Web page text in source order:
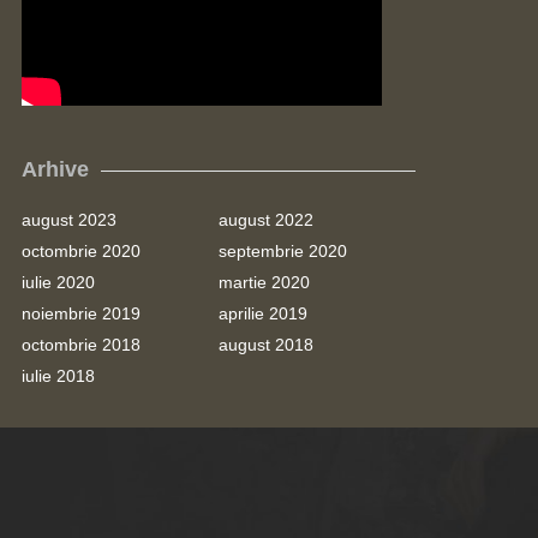
Arhive
august 2023
august 2022
octombrie 2020
septembrie 2020
iulie 2020
martie 2020
noiembrie 2019
aprilie 2019
octombrie 2018
august 2018
iulie 2018